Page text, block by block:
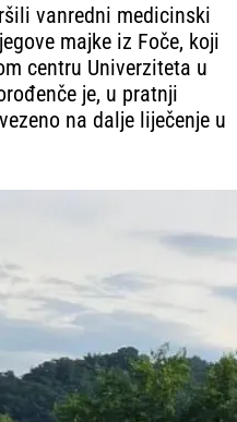
vanredni medicinski
majke iz Foče, koji
centru Univerziteta u
je, u pratnji
na dalje liječenje u